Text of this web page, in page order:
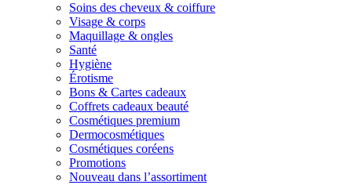
Soins des cheveux & coiffure
Visage & corps
Maquillage & ongles
Santé
Hygiène
Érotisme
Bons & Cartes cadeaux
Coffrets cadeaux beauté
Cosmétiques premium
Dermocosmétiques
Cosmétiques coréens
Promotions
Nouveau dans l’assortiment